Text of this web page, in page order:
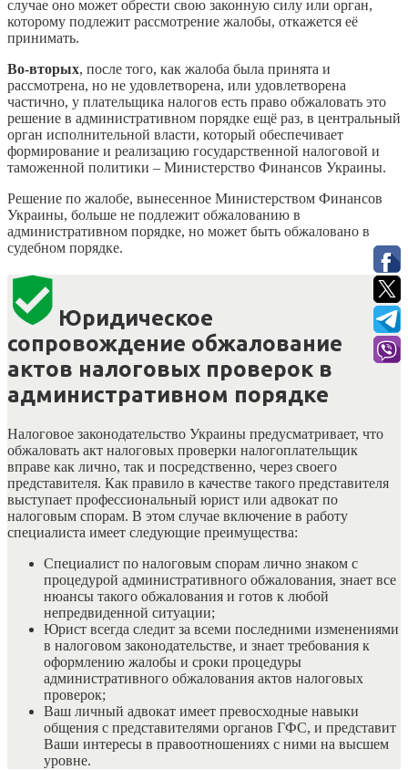
случае оно может обрести свою законную силу или орган,
которому подлежит рассмотрение жалобы, откажется её
принимать.
Во-вторых, после того, как жалоба была принята и
рассмотрена, но не удовлетворена, или удовлетворена
частично, у плательщика налогов есть право обжаловать это
решение в административном порядке ещё раз, в центральный
орган исполнительной власти, который обеспечивает
формирование и реализацию государственной налоговой и
таможенной политики – Министерство Финансов Украины.
Решение по жалобе, вынесенное Министерством Финансов
Украины, больше не подлежит обжалованию в
административном порядке, но может быть обжаловано в
судебном порядке.
Юридическое
сопровождение обжалование
актов налоговых проверок в
административном порядке
Налоговое законодательство Украины предусматривает, что
обжаловать акт налоговых проверки налогоплательщик
вправе как лично, так и посредственно, через своего
представителя. Как правило в качестве такого представителя
выступает профессиональный юрист или адвокат по
налоговым спорам. В этом случае включение в работу
специалиста имеет следующие преимущества:
Специалист по налоговым спорам лично знаком с
процедурой административного обжалования, знает все
нюансы такого обжалования и готов к любой
непредвиденной ситуации;
Юрист всегда следит за всеми последними изменениями
в налоговом законодательстве, и знает требования к
оформлению жалобы и сроки процедуры
административного обжалования актов налоговых
проверок;
Ваш личный адвокат имеет превосходные навыки
общения с представителями органов ГФС, и представит
Ваши интересы в правоотношениях с ними на высшем
уровне.